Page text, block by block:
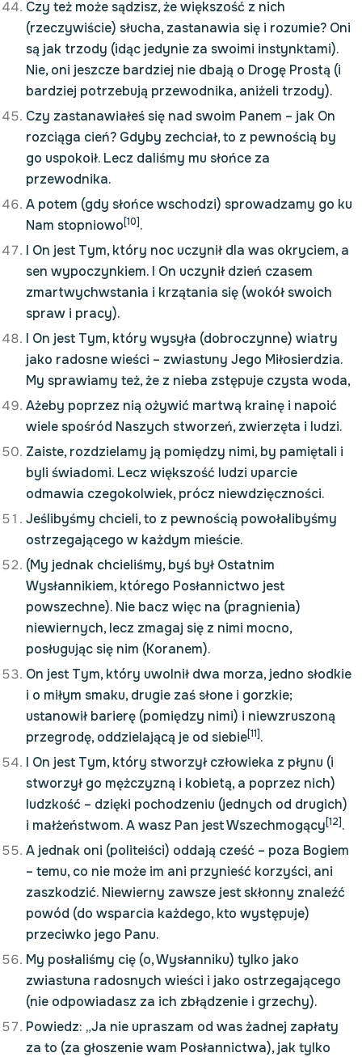
Czy też może sądzisz, że większość z nich
(rzeczywiście) słucha, zastanawia się i rozumie? Oni
są jak trzody (idąc jedynie za swoimi instynktami).
Nie, oni jeszcze bardziej nie dbają o Drogę Prostą (i
bardziej potrzebują przewodnika, aniżeli trzody).
Czy zastanawiałeś się nad swoim Panem – jak On
rozciąga cień? Gdyby zechciał, to z pewnością by
go uspokoił. Lecz daliśmy mu słońce za
przewodnika.
A potem (gdy słońce wschodzi) sprowadzamy go ku
Nam stopniowo[10].
I On jest Tym, który noc uczynił dla was okryciem, a
sen wypoczynkiem. I On uczynił dzień czasem
zmartwychwstania i krzątania się (wokół swoich
spraw i pracy).
I On jest Tym, który wysyła (dobroczynne) wiatry
jako radosne wieści – zwiastuny Jego Miłosierdzia.
My sprawiamy też, że z nieba zstępuje czysta woda,
Ażeby poprzez nią ożywić martwą krainę i napoić
wiele spośród Naszych stworzeń, zwierzęta i ludzi.
Zaiste, rozdzielamy ją pomiędzy nimi, by pamiętali i
byli świadomi. Lecz większość ludzi uparcie
odmawia czegokolwiek, prócz niewdzięczności.
Jeślibyśmy chcieli, to z pewnością powołalibyśmy
ostrzegającego w każdym mieście.
(My jednak chcieliśmy, byś był Ostatnim
Wysłannikiem, którego Posłannictwo jest
powszechne). Nie bacz więc na (pragnienia)
niewiernych, lecz zmagaj się z nimi mocno,
posługując się nim (Koranem).
On jest Tym, który uwolnił dwa morza, jedno słodkie
i o miłym smaku, drugie zaś słone i gorzkie;
ustanowił barierę (pomiędzy nimi) i niewzruszoną
przegrodę, oddzielającą je od siebie[11].
I On jest Tym, który stworzył człowieka z płynu (i
stworzył go mężczyzną i kobietą, a poprzez nich)
ludzkość – dzięki pochodzeniu (jednych od drugich)
i małżeństwom. A wasz Pan jest Wszechmogący[12].
A jednak oni (politeiści) oddają cześć – poza Bogiem
– temu, co nie może im ani przynieść korzyści, ani
zaszkodzić. Niewierny zawsze jest skłonny znaleźć
powód (do wsparcia każdego, kto występuje)
przeciwko jego Panu.
My posłaliśmy cię (o, Wysłanniku) tylko jako
zwiastuna radosnych wieści i jako ostrzegającego
(nie odpowiadasz za ich zbłądzenie i grzechy).
Powiedz: „Ja nie upraszam od was żadnej zapłaty
za to (za głoszenie wam Posłannictwa), jak tylko